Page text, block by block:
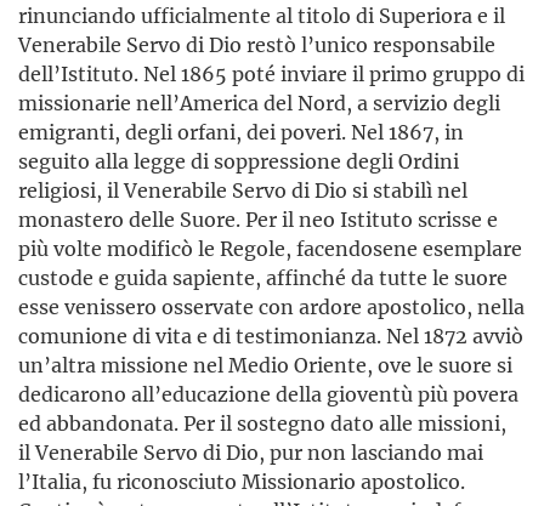
rinunciando ufficialmente al titolo di Superiora e il
Venerabile Servo di Dio restò l’unico responsabile
dell’Istituto. Nel 1865 poté inviare il primo gruppo di
missionarie nell’America del Nord, a servizio degli
emigranti, degli orfani, dei poveri. Nel 1867, in
seguito alla legge di soppressione degli Ordini
religiosi, il Venerabile Servo di Dio si stabilì nel
monastero delle Suore. Per il neo Istituto scrisse e
più volte modificò le Regole, facendosene esemplare
custode e guida sapiente, affinché da tutte le suore
esse venissero osservate con ardore apostolico, nella
comunione di vita e di testimonianza. Nel 1872 avviò
un’altra missione nel Medio Oriente, ove le suore si
dedicarono all’educazione della gioventù più povera
ed abbandonata. Per il sostegno dato alle missioni,
il Venerabile Servo di Dio, pur non lasciando mai
l’Italia, fu riconosciuto Missionario apostolico.